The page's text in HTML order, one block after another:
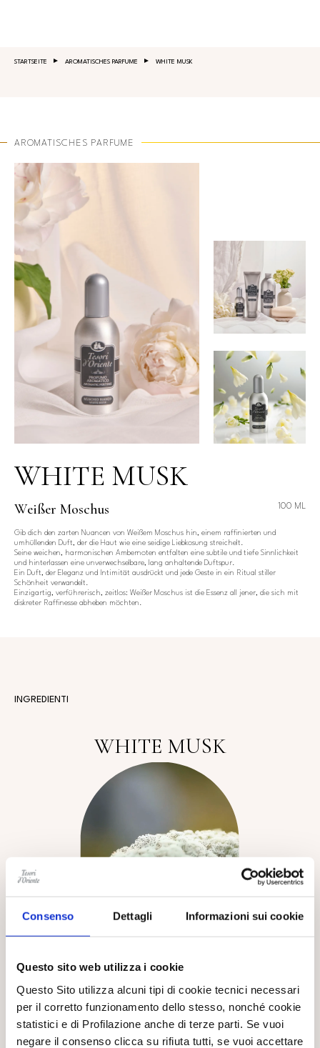
Consenso Dettagli Informazioni sui cookie
Questo sito web utilizza i cookie
Questo Sito utilizza alcuni tipi di cookie tecnici necessari
per il corretto funzionamento dello stesso, nonché cookie
statistici e di Profilazione anche di terze parti. Se vuoi
negare il consenso clicca su rifiuta tutti, se vuoi accettare
STARTSEITE AROMATISCHES PARFUME WHITE MUSK
AROMATISCHES PARFUME
WHITE MUSK
Weißer Moschus 100 ML
Gib dich den zarten Nuancen von Weißem Moschus hin, einem raffinierten und
umhüllenden Duft, der die Haut wie eine seidige Liebkosung streichelt.
Seine weichen, harmonischen Ambernoten entfalten eine subtile und tiefe Sinnlichkeit
und hinterlassen eine unverwechselbare, lang anhaltende Duftspur.
Ein Duft, der Eleganz und Intimität ausdrückt und jede Geste in ein Ritual stiller
Schönheit verwandelt.
Einzigartig, verführerisch, zeitlos: Weißer Moschus ist die Essenz all jener, die sich mit
diskreter Raffinesse abheben möchten.
INGREDIENTI
WHITE MUSK
Einzigartig, sinnlich und zeitlos – Weißer Moschus ruft ferne
Länder und traumhafte Atmosphären hervor. Eine kostbare
Essenz seit der Antike, die heute in einer umhüllenden Formel
wiederbelebt wird, die Harmonie und tiefes Wohlbefinden
schenkt.